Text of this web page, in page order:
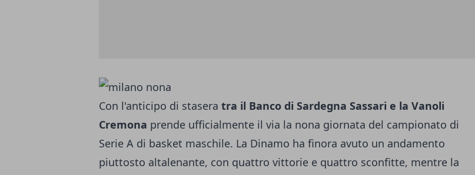
Con l'anticipo di stasera tra il Banco di Sardegna Sassari e la Vanoli
Cremona prende ufficialmente il via la nona giornata del campionato di
Serie A di basket maschile. La Dinamo ha finora avuto un andamento
piuttosto altalenante, con quattro vittorie e quattro sconfitte, mentre la